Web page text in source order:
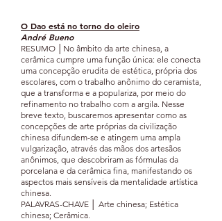
O Dao está no torno do oleiro
André Bueno
RESUMO │No âmbito da arte chinesa, a
cerâmica cumpre uma função única: ele conecta
uma concepção erudita de estética, própria dos
escolares, com o trabalho anônimo do ceramista,
que a transforma e a populariza, por meio do
refinamento no trabalho com a argila. Nesse
breve texto, buscaremos apresentar como as
concepções de arte próprias da civilização
chinesa difundem-se e atingem uma ampla
vulgarização, através das mãos dos artesãos
anônimos, que descobriram as fórmulas da
porcelana e da cerâmica fina, manifestando os
aspectos mais sensíveis da mentalidade artística
chinesa.
PALAVRAS-CHAVE │ Arte chinesa; Estética
chinesa; Cerâmica.